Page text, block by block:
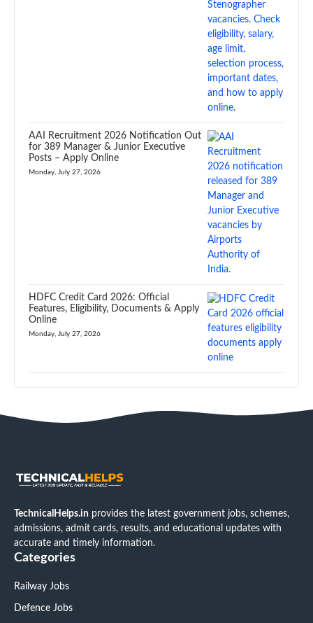
AAI Recruitment 2026 Notification Out
for 389 Manager & Junior Executive
Posts – Apply Online
Monday, July 27, 2026
HDFC Credit Card 2026: Official
Features, Eligibility, Documents & Apply
Online
Monday, July 27, 2026
TechnicalHelps.in provides the latest government jobs, schemes,
admissions, admit cards, results, and educational updates with
accurate and timely information.
Categories
Railway Jobs
Defence Jobs